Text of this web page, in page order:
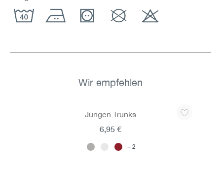
Wir empfehlen
Jungen Trunks
2
6,95 €